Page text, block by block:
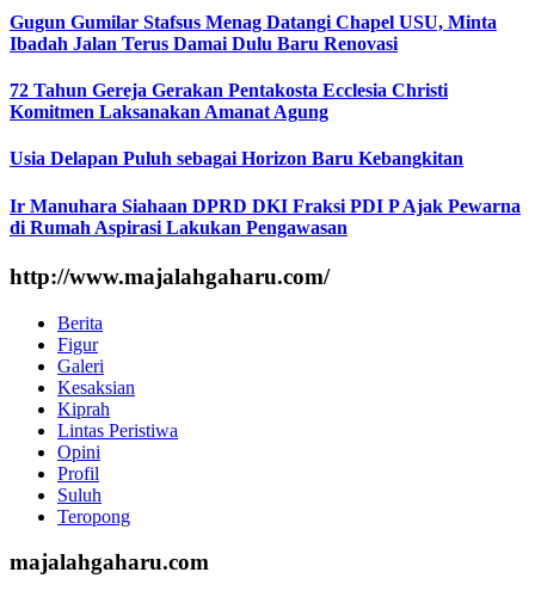
Gugun Gumilar Stafsus Menag Datangi Chapel USU, Minta
Ibadah Jalan Terus Damai Dulu Baru Renovasi
72 Tahun Gereja Gerakan Pentakosta Ecclesia Christi
Komitmen Laksanakan Amanat Agung
Usia Delapan Puluh sebagai Horizon Baru Kebangkitan
Ir Manuhara Siahaan DPRD DKI Fraksi PDI P Ajak Pewarna
di Rumah Aspirasi Lakukan Pengawasan
http://www.majalahgaharu.com/
Berita
Figur
Galeri
Kesaksian
Kiprah
Lintas Peristiwa
Opini
Profil
Suluh
Teropong
majalahgaharu.com